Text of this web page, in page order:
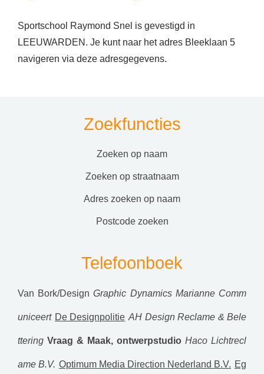
Sportschool Raymond Snel is gevestigd in
LEEUWARDEN. Je kunt naar het adres Bleeklaan 5
navigeren via deze adresgegevens.
Zoekfuncties
zoeken op naam
zoeken op straatnaam
adres zoeken op naam
postcode zoeken
Telefoonboek
Van Bork/Design Graphic Dynamics Marianne Comm
uniceert De Designpolitie AH Design Reclame & Bele
ttering Vraag & Maak, ontwerpstudio Haco Lichtrecl
ame B.V. Optimum Media Direction Nederland B.V. Eg